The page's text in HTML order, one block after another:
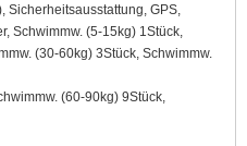
Sicherheitsausstattung, GPS,
Schwimmw. (5-15kg) 1Stück,
(30-60kg) 3Stück, Schwimmw.
(60-90kg) 9Stück,